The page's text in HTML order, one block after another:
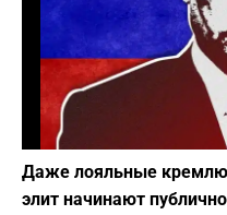
Даже лояльные кремлю
элит начинают